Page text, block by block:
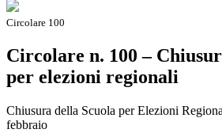
Circolare 100
Circolare n. 100 –
per elezioni regionali
Chiusura della Scuola per Elezioni
febbraio